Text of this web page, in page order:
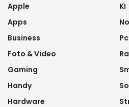
Apple
Apps
Business
Foto & Video
Gaming
Handy
Hardware
KI
Pc